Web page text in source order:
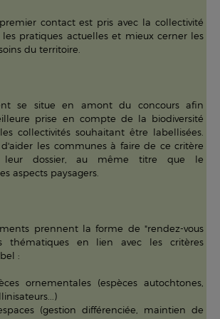
contact est pris avec la collectivité
pratiques actuelles et mieux cerner les
du territoire.
se situe en amont du concours afin
prise en compte de la biodiversité
collectivités souhaitant être labellisées.
les communes à faire de ce critère
dossier, au même titre que le
aspects paysagers.
prennent la forme de "rendez-vous
thématiques en lien avec les critères
:
ornementales (espèces autochtones,
(gestion différenciée, maintien de